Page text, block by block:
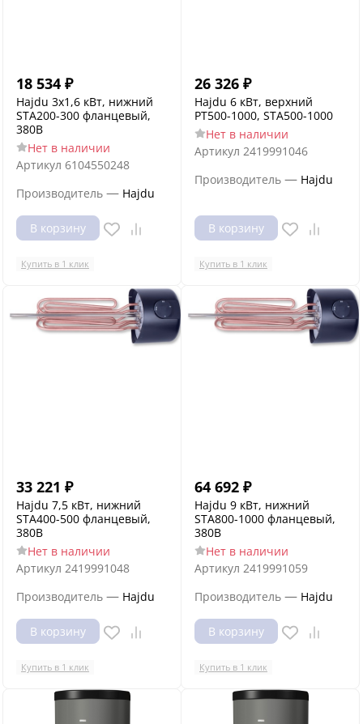
18 534 ₽
Hajdu 3x1,6 кВт, нижний
STA200-300 фланцевый,
380В
Нет в наличии
Артикул 6104550248
Производитель — Hajdu
В корзину
Купить в 1 клик
26 326 ₽
Hajdu 6 кВт, верхний
PT500-1000, STA500-1000
Нет в наличии
Артикул 2419991046
Производитель — Hajdu
В корзину
Купить в 1 клик
33 221 ₽
Hajdu 7,5 кВт, нижний
STA400-500 фланцевый,
380В
Нет в наличии
Артикул 2419991048
Производитель — Hajdu
В корзину
Купить в 1 клик
64 692 ₽
Hajdu 9 кВт, нижний
STA800-1000 фланцевый,
380В
Нет в наличии
Артикул 2419991059
Производитель — Hajdu
В корзину
Купить в 1 клик